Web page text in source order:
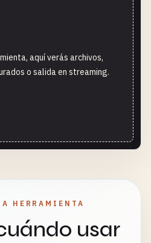
aquí verás archivos,
o salida en streaming.
HERRAMIENTA
usar